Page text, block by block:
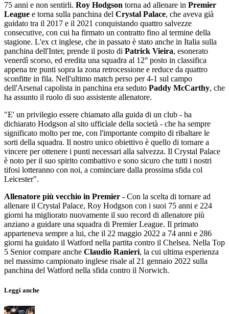
75 anni e non sentirli. Roy Hodgson torna ad allenare in Premier
League e torna sulla panchina del Crystal Palace, che aveva già
guidato tra il 2017 e il 2021 conquistando quattro salvezze
consecutive, con cui ha firmato un contratto fino al termine della
stagione. L'ex ct inglese, che in passato è stato anche in Italia sulla
panchina dell'Inter, prende il posto di Patrick Vieira, esonerato
venerdì scorso, ed eredita una squadra al 12° posto in classifica
appena tre punti sopra la zona retrocessione e reduce da quattro
sconfitte in fila. Nell'ultimo match perso per 4-1 sul campo
dell'Arsenal capolista in panchina era seduto Paddy McCarthy, che
ha assunto il ruolo di suo assistente allenatore.
"E' un privilegio essere chiamato alla guida di un club - ha
dichiarato Hodgson al sito ufficiale della società - che ha sempre
significato molto per me, con l'importante compito di ribaltare le
sorti della squadra. Il nostro unico obiettivo è quello di tornare a
vincere per ottenere i punti necessari alla salvezza. Il Crystal Palace
è noto per il suo spirito combattivo e sono sicuro che tutti i nostri
tifosi lotteranno con noi, a cominciare dalla prossima sfida col
Leicester".
Allenatore più vecchio in Premier - Con la scelta di tornare ad
allenare il Crystal Palace, Roy Hodgson con i suoi 75 anni e 224
giorni ha migliorato nuovamente il suo record di allenatore più
anziano a guidare una squadra di Premier League. Il primato
apparteneva sempre a lui, che il 22 maggio 2022 a 74 anni e 286
giorni ha guidato il Watford nella partita contro il Chelsea. Nella Top
5 Senior compare anche Claudio Ranieri, la cui ultima esperienza
nel massimo campionato inglese risale al 21 gennaio 2022 sulla
panchina del Watford nella sfida contro il Norwich.
Leggi anche